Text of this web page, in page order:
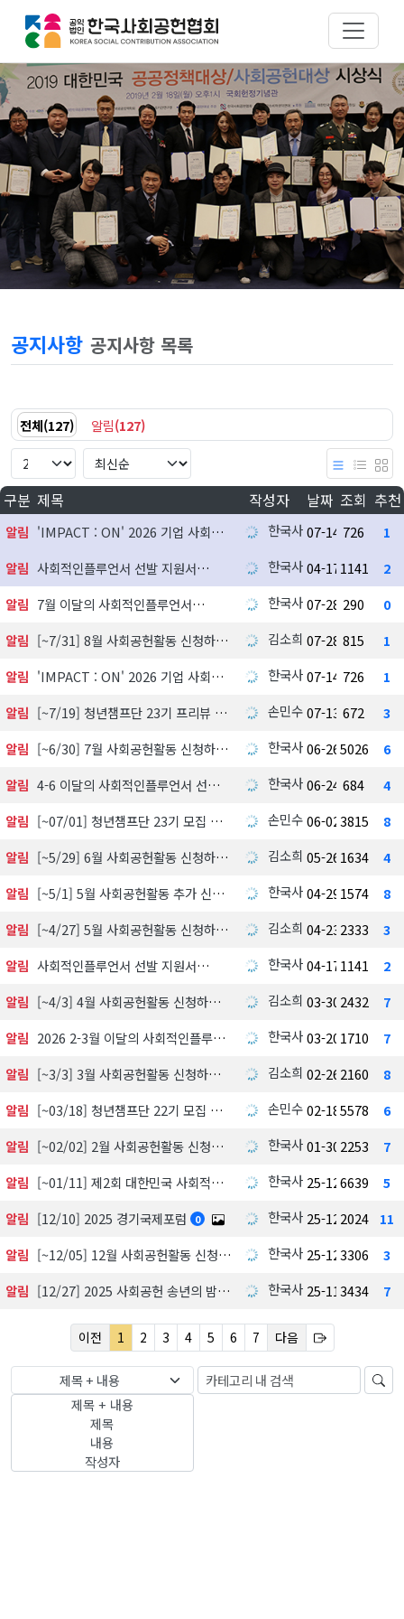
공지사항 공지사항 목록
전체(127) 알림(127)
구분 제목 작성자 날짜 조회 추천
알림 'IMPACT : ON' 2026 기업 사회공헌 실천사례 발굴 지원사업 참여기업 모집 한국사회공헌협회
07-14 726
1
알림
사회적인플루언서 선발 지원서 한국사회공헌협회
04-17 1141
2
알림
7월 이달의 사회적인플루언서 한국사회공헌협회
07-28 290
0
알림
[~7/31] 8월 사회공헌활동 신청하기 김소희 07-28 815
1
알림
'IMPACT : ON' 2026 기업 사회공헌 실천사례 발굴 지원사업 참여기업 모집 한국사회공헌협회
07-14 726
1
알림
[~7/19] 청년챔프단 23기 프리뷰 신청하기 손민수07-13 672
3
알림
[~6/30] 7월 사회공헌활동 신청하기 한국사회공헌협회
06-26 5026
6
알림
4-6 이달의 사회적인플루언서 선정 발표 한국사회공헌협회
06-24 684
4
알림
[~07/01] 청년챔프단 23기 모집 中 손민수06-02 3815
8
알림
[~5/29] 6월 사회공헌활동 신청하기 김소희 05-26 1634
4
알림
[~5/1] 5월 사회공헌활동 추가 신청하기 한국사회공헌협회
04-29 1574
8
알림
[~4/27] 5월 사회공헌활동 신청하기 김소희 04-23 2333
3
알림
사회적인플루언서 선발 지원서 한국사회공헌협회
04-17 1141
2
알림
[~4/3] 4월 사회공헌활동 신청하기 김소희 03-30 2432
7
알림
2026 2-3월 이달의 사회적인플루언서 선정 발표 한국사회공헌협회
03-20 1710
7
알림
[~3/3] 3월 사회공헌활동 신청하기 김소희 02-26 2160
8
알림
[~03/18] 청년챔프단 22기 모집 中 손민수02-18 5578
6
알림
[~02/02] 2월 사회공헌활동 신청하기 한국사회공헌협회
01-30 2253
7
알림
[~01/11] 제2회 대한민국 사회적가치 시상식 수상 후보자 공모 및 심사 한국사회공헌협회
25-12-18
6639
5
알림 [12/10] 2025 경기국제포럼 0 한국사회공헌협회
25-12-03
2024
11
알림
[~12/05] 12월 사회공헌활동 신청하기 한국사회공헌협회
25-12-01
3306
3
알림
[12/27] 2025 사회공헌 송년의 밤, 포틀락파티 한국사회공헌협회
25-11-18
3434 7
이전 1 2 3 4 5 6 7 다음
제목 + 내용
제목 + 내용
제목
내용
작성자